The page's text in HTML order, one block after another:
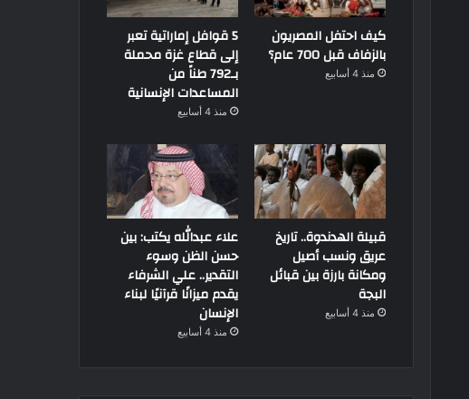
كيف احتفل المصريون
بالزفاف قبل 700 عام؟
منذ 4 أسابيع
5 قوافل إماراتية تعبر
إلى قطاع غزة محملة
بـ792 طناً من
المساعدات الإنسانية
منذ 4 أسابيع
قبيلة الهدندوة.. تاريخ
عريق ونسب أصيل
ومكانة بارزة بين قبائل
البجة
منذ 4 أسابيع
علاء عبدالله يكتب: بين
حسن الظن وسوء
التقدير.. علي الشرفاء
يقدم ميزانًا قرآنيًا لبناء
الإنسان
منذ 4 أسابيع